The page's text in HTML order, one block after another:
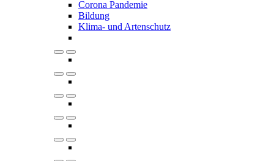
Corona Pandemie
Bildung
Klima- und Artenschutz